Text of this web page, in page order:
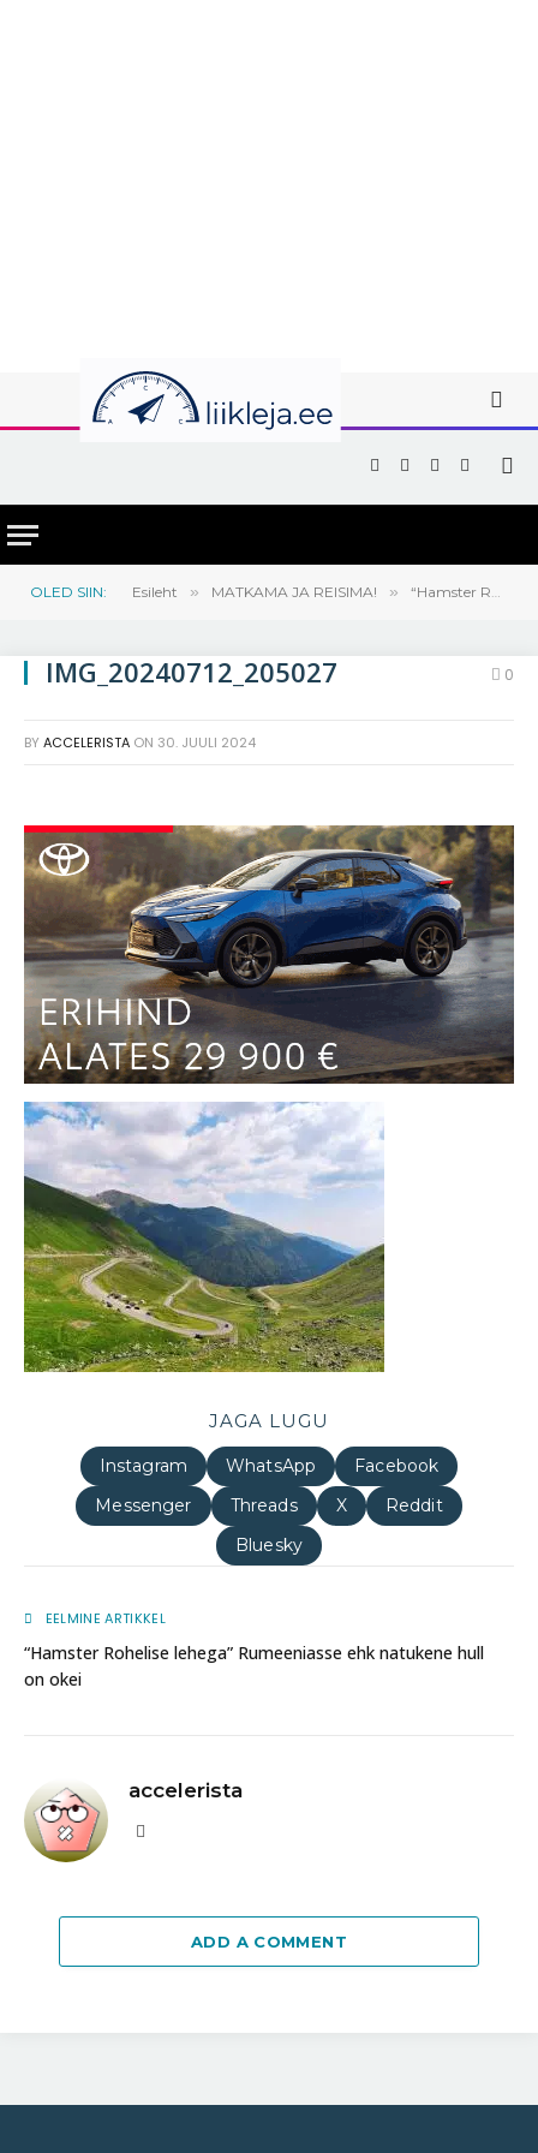
Facebook
X
(Twitter)
Instagram
YouTube
OLED SIIN: Esileht » MATKAMA JA REISIMA! » “Hamster Rohelise lehega” Rumeeniasse ehk natukene hull on okei
IMG_20240712_205027 0
BY ACCELERISTA ON 30. JUULI 2024
JAGA LUGU
Instagram WhatsApp
Facebook
Messenger
Threads X
Reddit
Bluesky
EELMINE ARTIKKEL
“Hamster Rohelise lehega” Rumeeniasse ehk natukene hull
on okei
accelerista
ADD A COMMENT